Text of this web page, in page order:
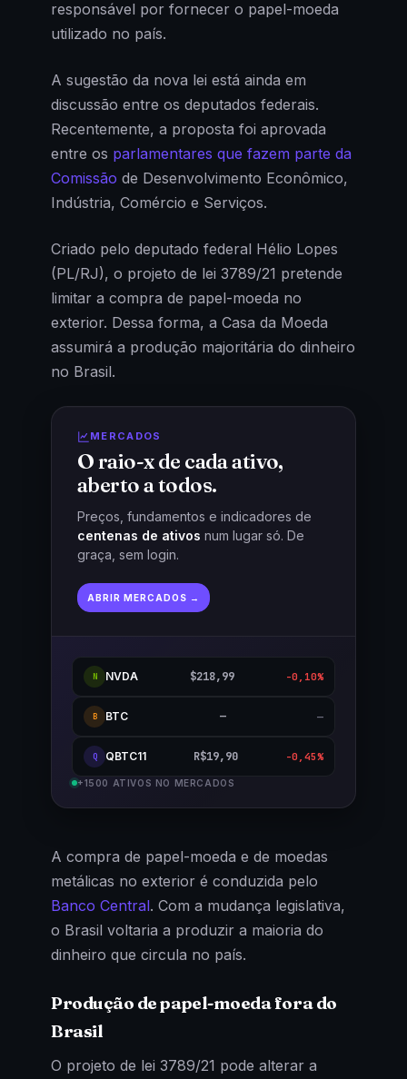
responsável por fornecer o papel-moeda
utilizado no país.
A sugestão da nova lei está ainda em
discussão entre os deputados federais.
Recentemente, a proposta foi aprovada
entre os parlamentares que fazem parte da
Comissão de Desenvolvimento Econômico,
Indústria, Comércio e Serviços.
Criado pelo deputado federal Hélio Lopes
(PL/RJ), o projeto de lei 3789/21 pretende
limitar a compra de papel-moeda no
exterior. Dessa forma, a Casa da Moeda
assumirá a produção majoritária do dinheiro
no Brasil.
MERCADOS
O raio-x de cada ativo,
aberto a todos.
Preços, fundamentos e indicadores de
centenas de ativos num lugar só. De
graça, sem login.
ABRIR MERCADOS →
N NVDA $218,99 -0,10%
B BTC — —
Q QBTC11 R$19,90 -0,45%
+1500 ATIVOS NO MERCADOS
A compra de papel-moeda e de moedas
metálicas no exterior é conduzida pelo
Banco Central. Com a mudança legislativa,
o Brasil voltaria a produzir a maioria do
dinheiro que circula no país.
Produção de papel-moeda fora do
Brasil
O projeto de lei 3789/21 pode alterar a